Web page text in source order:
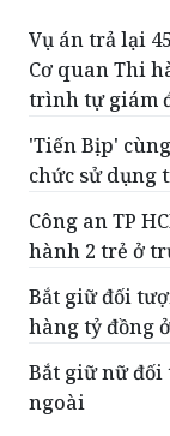
Vụ án trả lại
Cơ quan Thi
trình tự giám
'Tiến Bịp'
chức sử dụng
Công an TP
hành 2 trẻ ở
Bắt giữ đối
hàng tỷ đồng
Bắt giữ nữ đối
ngoài